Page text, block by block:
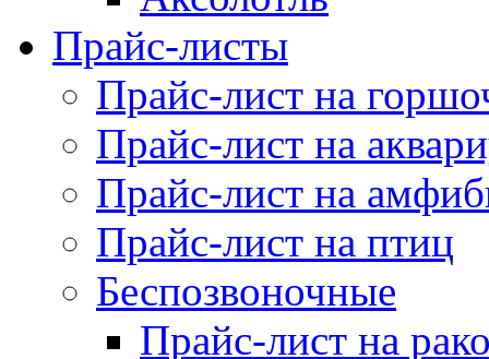
Прайс-листы
Прайс-лист на
Прайс-лист на
Прайс-лист на
Прайс-лист на птиц
Беспозвоночные
Прайс-лист на